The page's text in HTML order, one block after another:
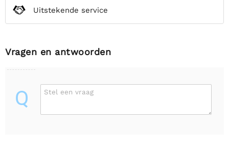
Uitstekende service
Vragen en antwoorden
Q Stel een vraag